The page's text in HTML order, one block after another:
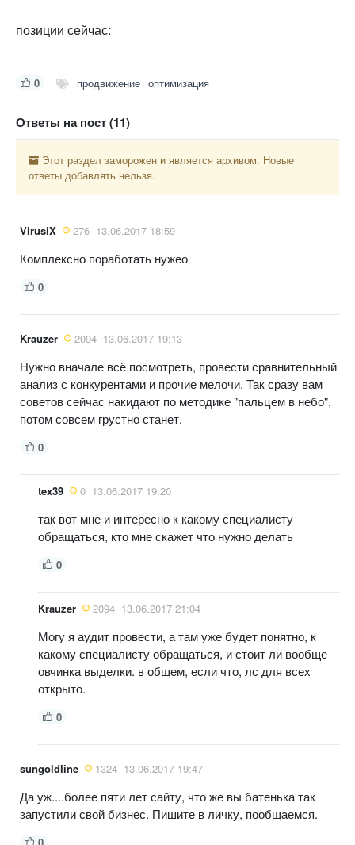
позиции сейчас:
0 продвижение оптимизация
Ответы на пост (11)
Этот раздел заморожен и является архивом. Новые
ответы добавлять нельзя.
VirusiX 276 13.06.2017 18:59
Комплексно поработать нужео
0
Krauzer 2094 13.06.2017 19:13
Нужно вначале всё посмотреть, провести сравнительный
анализ с конкурентами и прочие мелочи. Так сразу вам
советов сейчас накидают по методике "пальцем в небо",
потом совсем грустно станет.
0
tex39 0 13.06.2017 19:20
так вот мне и интересно к какому специалисту
обращаться, кто мне скажет что нужно делать
0
Krauzer 2094 13.06.2017 21:04
Могу я аудит провести, а там уже будет понятно, к
какому специалисту обращаться, и стоит ли вообще
овчинка выделки. в общем, если что, лс для всех
открыто.
0
sungoldline 1324 13.06.2017 19:47
Да уж....более пяти лет сайту, что же вы батенька так
запустили свой бизнес. Пишите в личку, пообщаемся.
0